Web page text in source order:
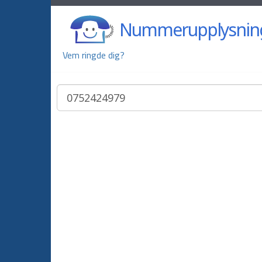
Vem ringde dig?